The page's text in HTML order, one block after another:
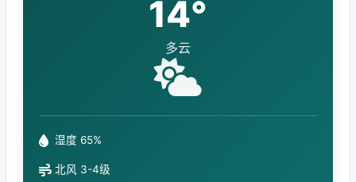
14°
多云
湿度 65%
北风 3-4级